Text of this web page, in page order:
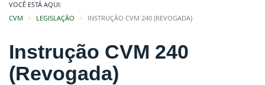
VOCÊ ESTÁ AQUI:
CVM
LEGISLAÇÃO INSTRUÇÃO CVM 240 (REVOGADA)
Instrução CVM 240
(Revogada)